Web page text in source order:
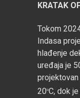
KRATAK
Tokom
Indasa
hlađenje
uređaja je
20oC, dok